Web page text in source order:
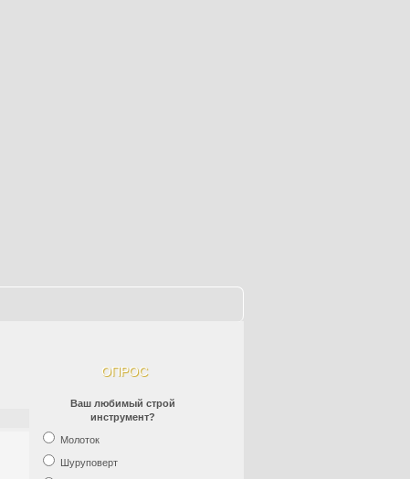
ОПРОС
Ваш любимый строй
инструмент?
Молоток
Шуруповерт